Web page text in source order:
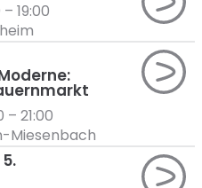
– 19:00
– 21:00
Miesenbach